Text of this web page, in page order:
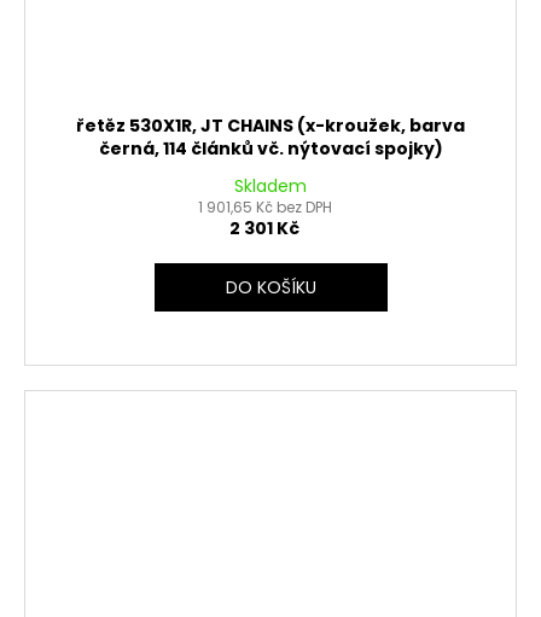
řetěz 530X1R, JT CHAINS (x-kroužek, barva
černá, 114 článků vč. nýtovací spojky)
Skladem
1 901,65 Kč bez DPH
2 301 Kč
DO KOŠÍKU